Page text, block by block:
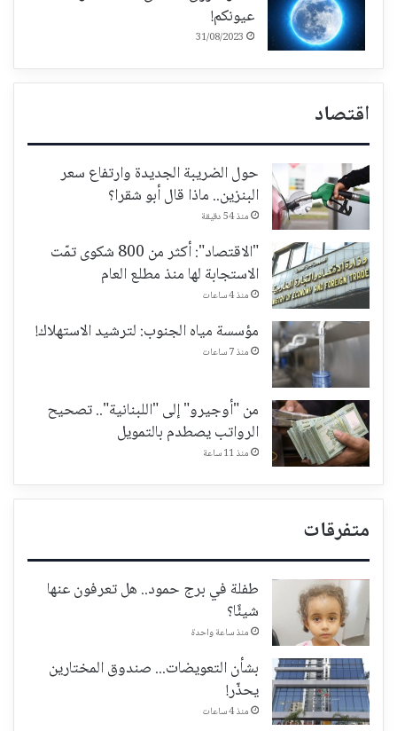
عيونكم!
31/08/2023
اقتصاد
حول الضريبة الجديدة وارتفاع سعر
البنزين.. ماذا قال أبو شقرا؟
منذ 54 دقيقة
"الاقتصاد": أكثر من 800 شكوى تمّت
الاستجابة لها منذ مطلع العام
منذ 4 ساعات
مؤسسة مياه الجنوب: لترشيد الاستهلاك!
منذ 7 ساعات
من "أوجيرو" إلى "اللبنانية".. تصحيح
الرواتب يصطدم بالتمويل
منذ 11 ساعة
متفرقات
طفلة في برج حمود.. هل تعرفون عنها
شيئًا؟
منذ ساعة واحدة
بشأن التعويضات... صندوق المختارين
يحذّر!
منذ 4 ساعات